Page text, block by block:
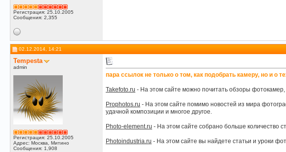
Регистрация: 25.10.2005
Сообщения: 2,355
02.12.2014, 14:21
Tempesta
admin
Регистрация: 25.10.2005
Адрес: Москва, Митино
Сообщения: 1,908
пара ссылок не только о том, как подобрать камеру, но и о
Takefoto.ru - На этом сайте можно почитать обзоры
Prophotos.ru - На этом сайте помимо новостей из мира
удачной композиции и многое другое.
Photo-element.ru - На этом сайте собрано больше количество
Photoindustria.ru - На этом сайте вы найдете статьи и уроки